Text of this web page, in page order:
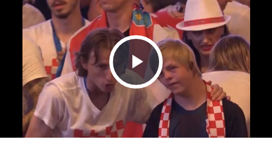
Play Video